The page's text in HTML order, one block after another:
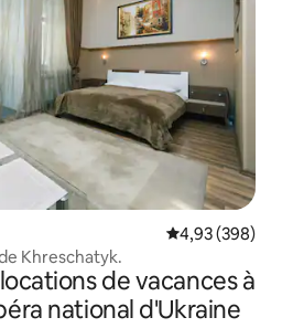
Évaluation
4,93 (398)
Khreschatyk.
de vacances à
national d'Ukraine